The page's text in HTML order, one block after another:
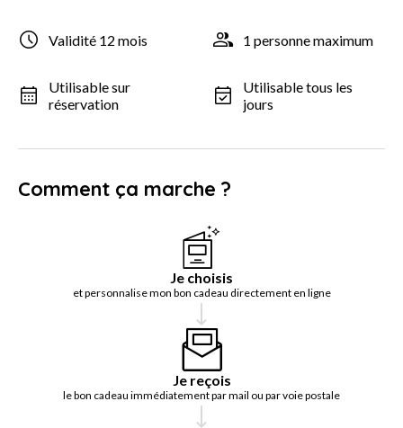
Validité 12 mois 1 personne maximum
Utilisable sur
réservation
Utilisable tous les
jours
Comment ça marche ?
Je choisis
et personnalise mon bon cadeau directement en ligne
Je reçois
le bon cadeau immédiatement par mail ou par voie postale